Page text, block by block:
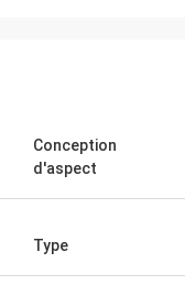
Conception
d'aspect
Type